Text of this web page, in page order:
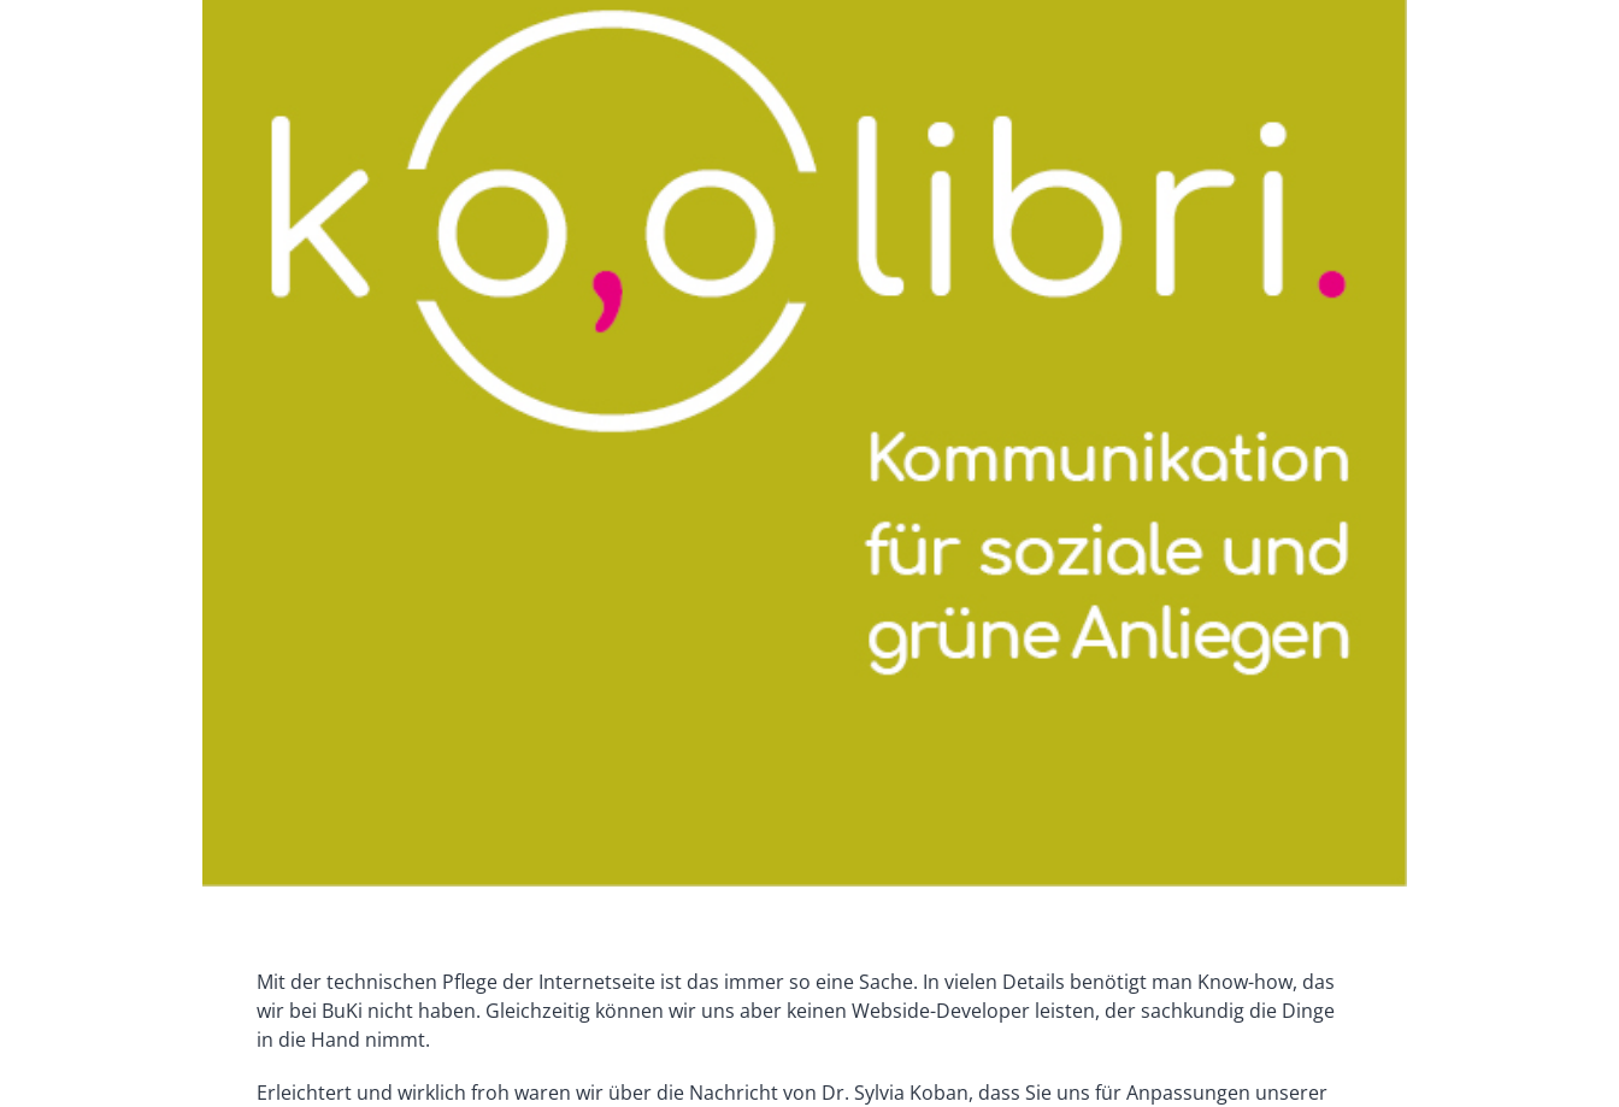
Mit der technischen Pflege der Internetseite ist das immer so eine Sache. In vielen Details benötigt man Know-how, das
wir bei BuKi nicht haben. Gleichzeitig können wir uns aber keinen Webside-Developer leisten, der sachkundig die Dinge
in die Hand nimmt.
Erleichtert und wirklich froh waren wir über die Nachricht von Dr. Sylvia Koban, dass Sie uns für Anpassungen unserer